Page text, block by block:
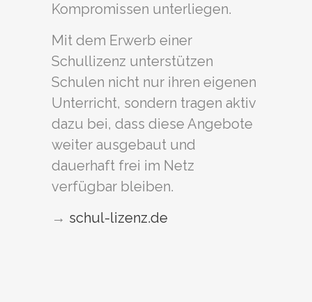
Kompromissen unterliegen.
Mit dem Erwerb einer
Schullizenz unterstützen
Schulen nicht nur ihren eigenen
Unterricht, sondern tragen aktiv
dazu bei, dass diese Angebote
weiter ausgebaut und
dauerhaft frei im Netz
verfügbar bleiben.
→ schul-lizenz.de